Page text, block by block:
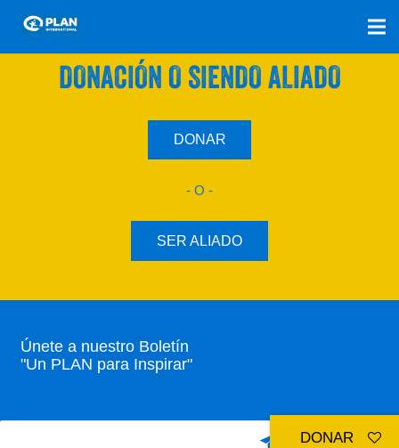
SÚMATE A NUESTRO PLAN CON UNA
DONACIÓN O SIENDO ALIADO
DONAR
- O -
SER ALIADO
Únete a nuestro Boletín
"Un PLAN para Inspirar"
DONAR